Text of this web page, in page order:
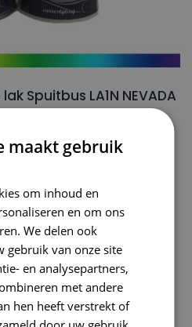
Spuitbus LA1N NEVADA
maakt gebruik
om inhoud en
en om ons
We delen ook
gebruik van onze site
en analysepartners,
met andere
hen heeft verstrekt of